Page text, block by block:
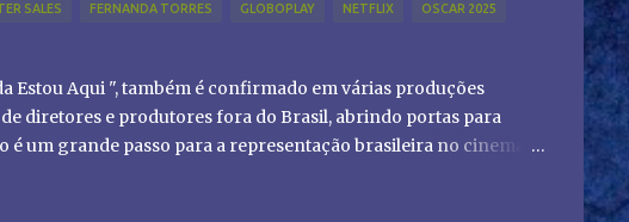
SALES FERNANDA TORRES GLOBOPLAY NETFLIX OSCAR 2025
Estou Aqui ", também é confirmado em várias produções
diretores e produtores fora do Brasil, abrindo portas para
um grande passo para a representação brasileira no cinema